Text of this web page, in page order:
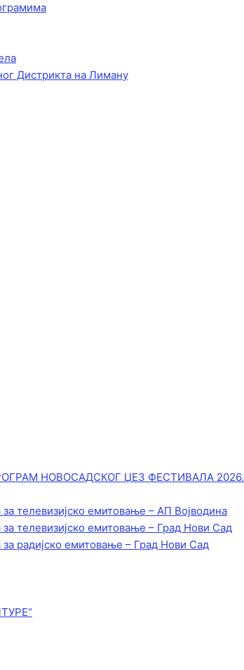
Дистрикта на Лиману
НОВОСАДСКОГ ЏЕЗ ФЕСТИВАЛА 2026.
телевизијско емитовање – АП Војводинa
телевизијско емитовање – Град Нови Сад
за радијско емитовање – Град Нови Сад